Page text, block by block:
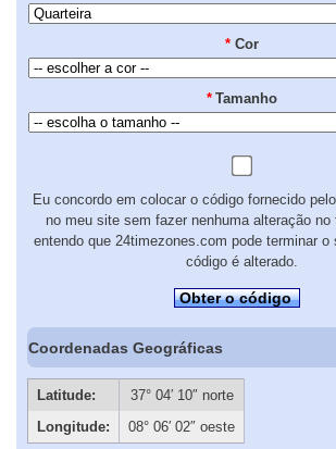
* Cor
* Tamanho
Eu concordo em colocar o código fornecido
no meu site sem fazer nenhuma alteração
entendo que 24timezones.com pode terminar
código é alterado.
Obter o código
Coordenadas Geográficas
Latitude:
37° 04′ 10″ norte
Longitude:
08° 06′ 02″ oeste